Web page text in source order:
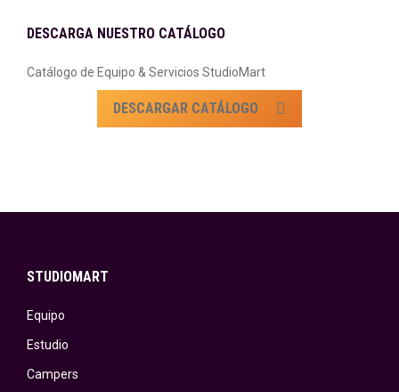
DESCARGA NUESTRO CATÁLOGO
Catálogo de Equipo & Servicios StudioMart
DESCARGAR CATÁLOGO
STUDIOMART
Equipo
Estudio
Campers